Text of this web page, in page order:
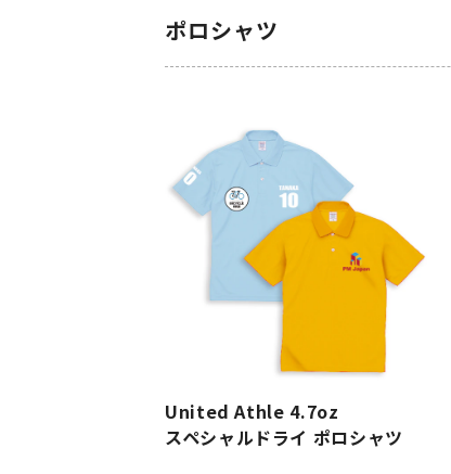
ポロシャツ
United Athle 4.7oz
スペシャルドライ ポロシャツ